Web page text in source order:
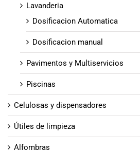
Lavanderia
Dosificacion Automatica
Dosificacion manual
Pavimentos y Multiservicios
Piscinas
Celulosas y dispensadores
Útiles de limpieza
Alfombras